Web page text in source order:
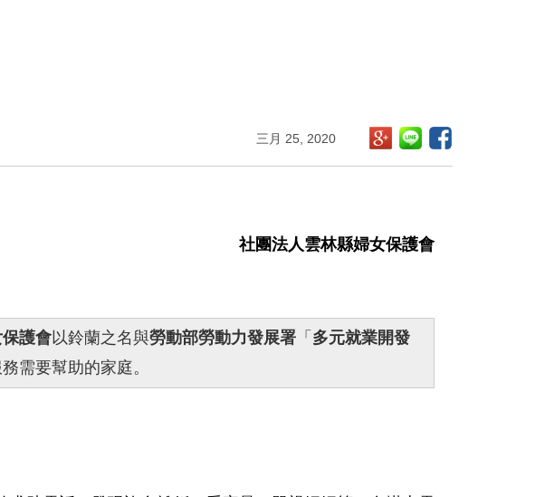
三月 25, 2020
社團法人雲林縣婦女保護會
護會以鈴蘭之名與勞動部勞動力發展署 「 多元就業開發
需要幫助的家庭。